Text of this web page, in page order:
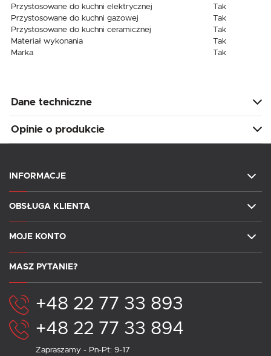
Przystosowane do kuchni elektrycznej
Tak
Przystosowane do kuchni gazowej
Tak
Przystosowane do kuchni ceramicznej
Tak
Materiał wykonania
Tak
Marka
Tak
Dane techniczne
Opinie o produkcie
INFORMACJE
OBSŁUGA KLIENTA
MOJE KONTO
MASZ PYTANIE?
+48 22 77 33 893
+48 22 77 33 894
Zapraszamy - Pn-Pt: 9-17